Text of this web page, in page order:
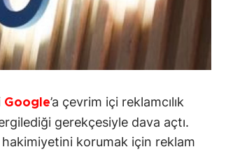
Google’a çevrim içi reklamcılık
gerekçesiyle dava açtı.
hakimiyetini korumak için reklam